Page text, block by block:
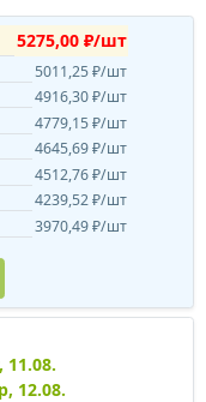
5275,00 ₽/шт
5011,25 ₽/шт
4916,30 ₽/шт
4779,15 ₽/шт
4645,69 ₽/шт
4512,76 ₽/шт
4239,52 ₽/шт
3970,49 ₽/шт
12.08.